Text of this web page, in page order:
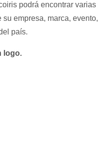
podrá encontrar varias
empresa, marca, evento,
país.
logo.